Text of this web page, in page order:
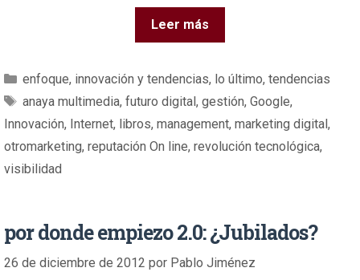
Leer más
enfoque, innovación y tendencias, lo último, tendencias
anaya multimedia, futuro digital, gestión, Google,
Innovación, Internet, libros, management, marketing digital,
otromarketing, reputación On line, revolución tecnológica,
visibilidad
por donde empiezo 2.0: ¿Jubilados?
26 de diciembre de 2012 por Pablo Jiménez